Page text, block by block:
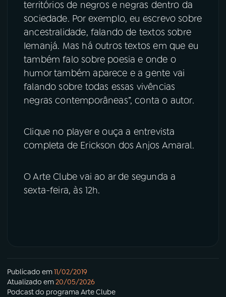
territórios de negros e negras dentro da
sociedade. Por exemplo, eu escrevo sobre
ancestralidade, falando de textos sobre
Iemanjá. Mas há outros textos em que eu
também falo sobre poesia e onde o
humor também aparece e a gente vai
falando sobre todas essas vivências
negras contemporâneas”, conta o autor.
Clique no player e ouça a entrevista
completa de Erickson dos Anjos Amaral.
O Arte Clube vai ao ar de segunda a
sexta-feira, às 12h.
Publicado em11/02/2019
Atualizado em20/05/2026
Podcastdo programa Arte Clube